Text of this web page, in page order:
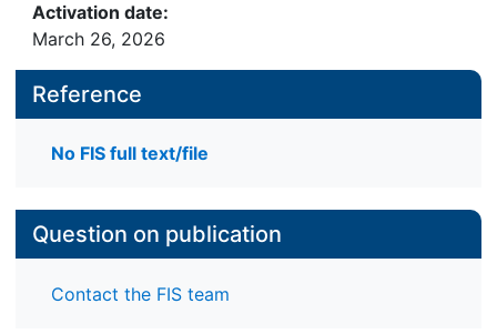
Activation date:
March 26, 2026
Reference
No FIS full text/file
Question on publication
Contact the FIS team